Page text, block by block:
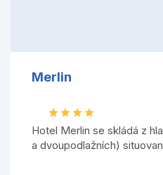
Merlin
Hotel Merlin se skládá z
a dvoupodlažních)